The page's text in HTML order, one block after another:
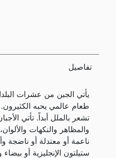
تفاصيل
يأتي الجبن من عشرات
طعام عالمي يحبه
تشعر بالملل أبداً. تأتي
والمظاهر والنكهات
ناعمة أو معتدلة أو ناضجة
ستيلتون الإنجليزية أو